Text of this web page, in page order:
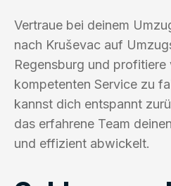
Vertraue bei deinem
nach Kruševac auf
Regensburg und profitiere
kompetenten Service zu
kannst dich entspannt
das erfahrene Team
und effizient abwickelt.